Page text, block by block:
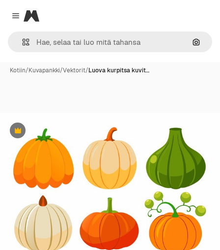
Close menu
Magnific
Hae
Kotiin/Kuvapankki/Vektorit/Luova kurpitsa kuvit…
Premium